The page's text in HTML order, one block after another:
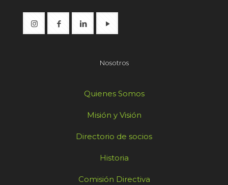
Nosotros
Quienes Somos
Misión y Visión
Directorio de socios
Historia
Comisión Directiva